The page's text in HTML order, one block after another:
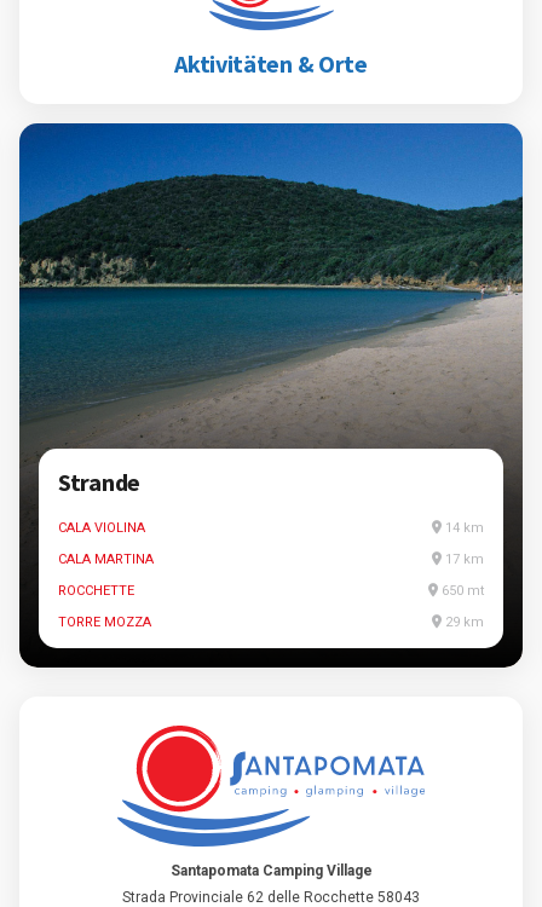
Aktivitäten & Orte
Strande
CALA VIOLINA
14 km
CALA MARTINA
17 km
ROCCHETTE
650 mt
TORRE MOZZA
29 km
Santapomata Camping Village
Strada Provinciale 62 delle Rocchette 58043